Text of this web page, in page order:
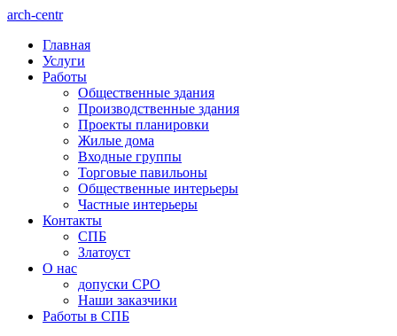
arch-centr
Главная
Услуги
Работы
Общественные здания
Производственные здания
Проекты планировки
Жилые дома
Входные группы
Торговые павильоны
Общественные интерьеры
Частные интерьеры
Контакты
СПБ
Златоуст
О нас
допуски СРО
Наши заказчики
Работы в СПБ